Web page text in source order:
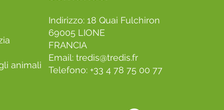
animali
Indirizzo: 18 Quai Fulchiron
69005 LIONE
FRANCIA
Email: tredis@tredis.fr
Telefono: +33 4 78 75 00 77